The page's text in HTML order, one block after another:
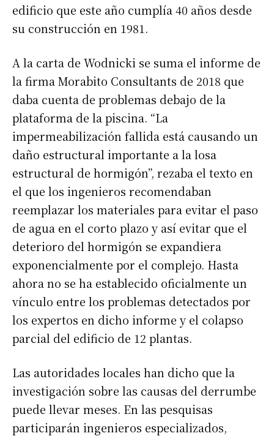
edificio que este año cumplía 40 años desde
su construcción en 1981.
A la carta de Wodnicki se suma el informe de
la firma Morabito Consultants de 2018 que
daba cuenta de problemas debajo de la
plataforma de la piscina. “La
impermeabilización fallida está causando un
daño estructural importante a la losa
estructural de hormigón”, rezaba el texto en
el que los ingenieros recomendaban
reemplazar los materiales para evitar el paso
de agua en el corto plazo y así evitar que el
deterioro del hormigón se expandiera
exponencialmente por el complejo. Hasta
ahora no se ha establecido oficialmente un
vínculo entre los problemas detectados por
los expertos en dicho informe y el colapso
parcial del edificio de 12 plantas.
Las autoridades locales han dicho que la
investigación sobre las causas del derrumbe
puede llevar meses. En las pesquisas
participarán ingenieros especializados,